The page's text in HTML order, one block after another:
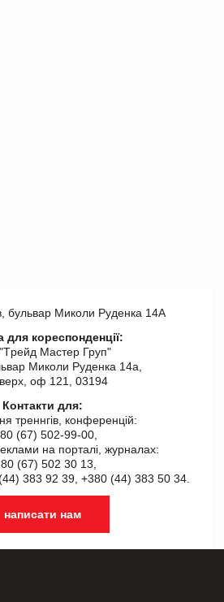
бульвар Миколи Руденка 14А
для кореспонденції:
Мастер Груп"
Миколи Руденка 14а,
оф 121, 03194
Контакти для:
треннгів, конференцій:
(67) 502-99-00,
на порталі, журналах:
(67) 502 30 13,
383 92 39, +380 (44) 383 50 34.
написати нам